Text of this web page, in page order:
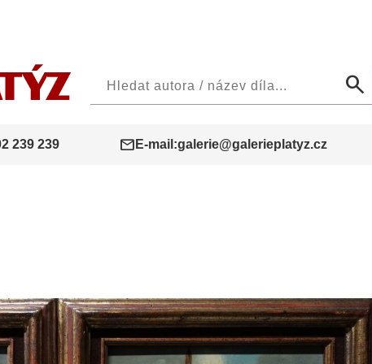
search
239 239 mail E-mail:galerie@galerieplatyz.cz